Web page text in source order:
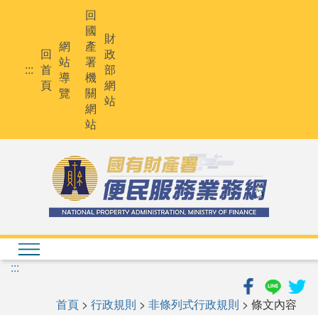
:::
回
首
頁
網
站
導
覽
回
國
產
署
機
關
網
站
財
政
部
網
站
:::
首頁 > 行政規則 > 非條列式行政規則 > 條文內容